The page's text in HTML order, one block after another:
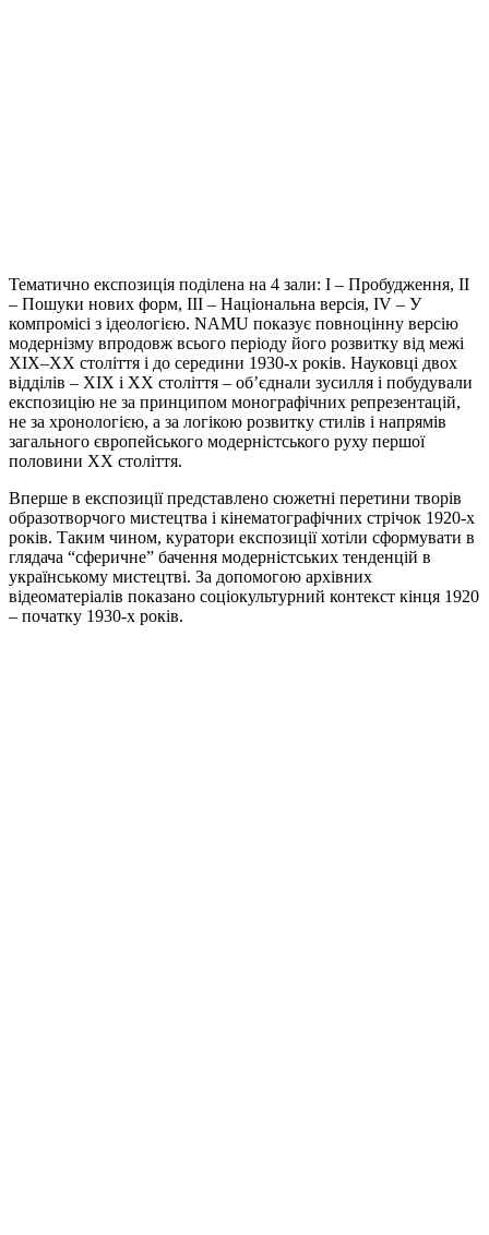
Тематично експозиція поділена на 4 зали: І – Пробудження, ІІ
– Пошуки нових форм, ІІІ – Національна версія, ІV – У
компромісі з ідеологією. NAMU показує повноцінну версію
модернізму впродовж всього періоду його розвитку від межі
ХІХ–ХХ століття і до середини 1930-х років. Науковці двох
відділів – ХІХ і ХХ століття – об’єднали зусилля і побудували
експозицію не за принципом монографічних репрезентацій,
не за хронологією, а за логікою розвитку стилів і напрямів
загального європейського модерністського руху першої
половини ХХ століття.
Вперше в експозиції представлено сюжетні перетини творів
образотворчого мистецтва і кінематографічних стрічок 1920-х
років. Таким чином, куратори експозиції хотіли сформувати в
глядача “сферичне” бачення модерністських тенденцій в
українському мистецтві. За допомогою архівних
відеоматеріалів показано соціокультурний контекст кінця 1920
– початку 1930-х років.